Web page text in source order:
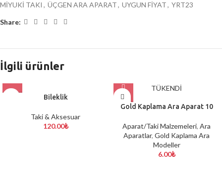
MİYUKİ TAKI , ÜÇGEN ARA APARAT, UYGUN FİYAT, YRT23
Share:
İlgili ürünler
Bileklik
Taki & Aksesuar
120.00₺
TÜKENDİ
Gold Kaplama Ara Aparat 10
Aparat/Taki Malzemeleri, Ara
Aparatlar, Gold Kaplama Ara
Modeller
6.00₺